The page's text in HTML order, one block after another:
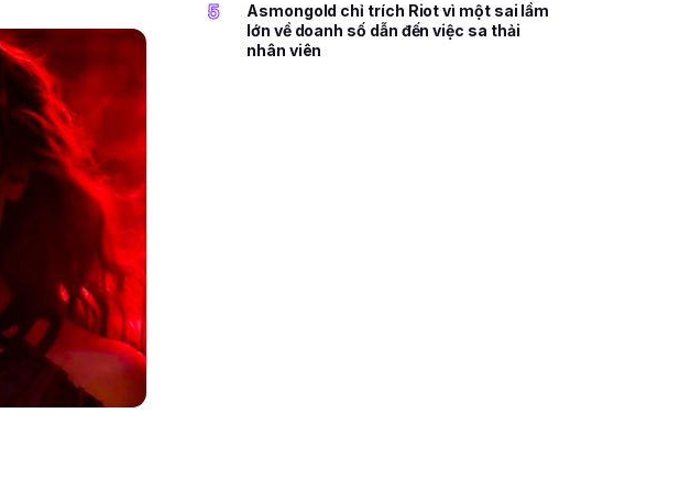
5
Asmongold chỉ trích Riot vì một sai lầm
lớn về doanh số dẫn đến việc sa thải
nhân viên